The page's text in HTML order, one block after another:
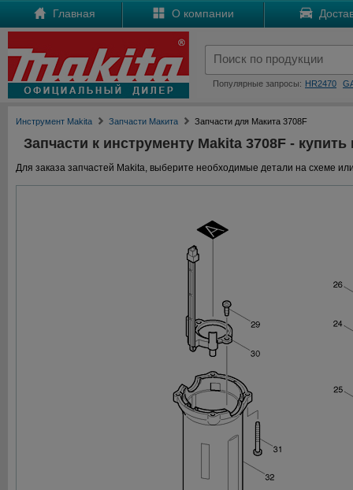
Главная О компании
Популярные запросы: HR2470
Инструмент Makita Запчасти Макита Запчасти для Макита 3708F
Запчасти к инструменту Makita 3708F -
Для заказа запчастей Makita, выберите необходимые детали на схеме